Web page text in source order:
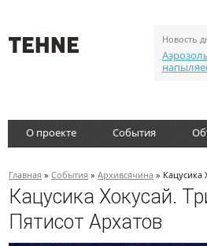
Новость
О проекте События
Главная » События » Архивсячина » Кацусика
Кацусика Хокусай.
Пятисот Архатов